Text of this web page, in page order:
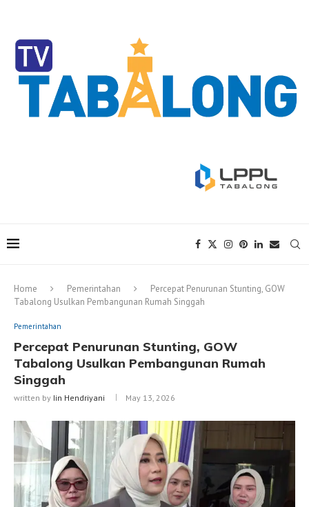
Home Pemerintahan
Percepat Penurunan Stunting, GOW
Tabalong Usulkan Pembangunan Rumah Singgah
Pemerintahan
Percepat Penurunan Stunting, GOW
Tabalong Usulkan Pembangunan Rumah
Singgah
written by Iin Hendriyani May 13, 2026